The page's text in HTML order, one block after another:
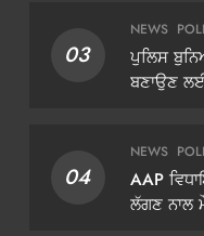
03
NEWS
ਪੁਲਿਸ
ਬਣਾਉਣ
04
NEWS
AAP
ਲੱਗਣ ਨਾਲ